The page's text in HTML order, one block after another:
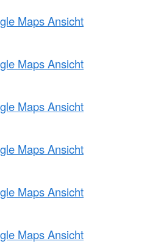
Maps Ansicht
Maps Ansicht
Maps Ansicht
Maps Ansicht
Maps Ansicht
Maps Ansicht